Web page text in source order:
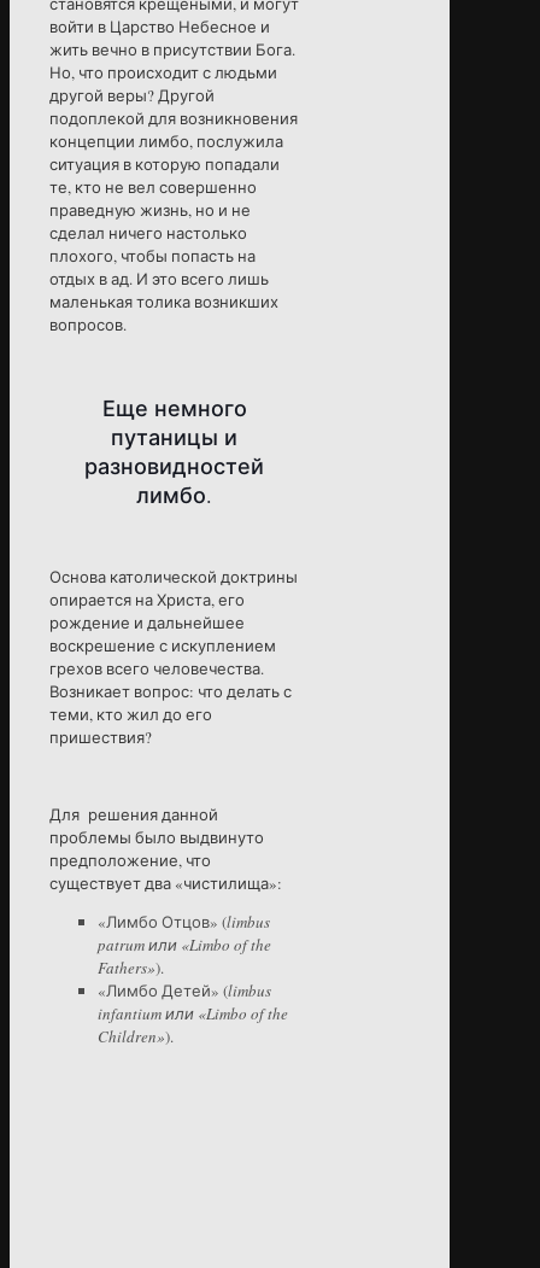
войти в Царство Небесное и
жить вечно в присутствии Бога.
Но, что происходит с людьми
другой веры? Другой
подоплекой для возникновения
концепции лимбо, послужила
ситуация в которую попадали
те, кто не вел совершенно
праведную жизнь, но и не
сделал ничего настолько
плохого, чтобы попасть на
отдых в ад. И это всего лишь
маленькая толика возникших
вопросов.
Еще немного
путаницы и
разновидностей
лимбо.
Основа католической доктрины
опирается на Христа, его
рождение и дальнейшее
воскрешение с искуплением
грехов всего человечества.
Возникает вопрос: что делать с
теми, кто жил до его
пришествия?
Для решения данной
проблемы было выдвинуто
предположение, что
существует два «чистилища»:
«Лимбо Отцов» (limbus
patrum или «Limbo of the
Fathers»).
«Лимбо Детей» (limbus
infantium или «Limbo of the
Children»).